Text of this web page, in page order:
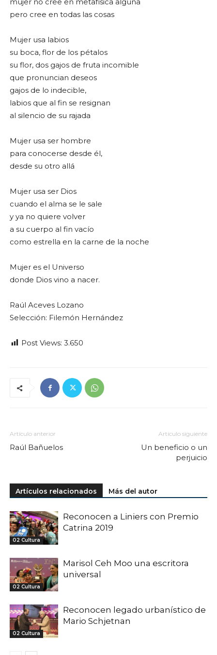
pero cree en todas las cosas
Mujer usa labios
su boca, flor de los pétalos
su flor, dos gajos de fruta incomible
que pronuncian deseos
gajos de lo indecible,
labios que al fin se resignan
al silencio de su rajada
Mujer usa ser hombre
para conocerse desde él,
desde su otro allá
Mujer usa ser Dios
cuando el alma se le sale
y ya no quiere volver
a su cuerpo al fin vacío
como estrella en la carne de la noche
Mujer es el Universo
donde Dios vino a nacer.
Raúl Aceves Lozano
Selección: Filemón Hernández
Post Views: 3.650
Artículo anterior
Raúl Bañuelos
Artículo siguiente
Un beneficio o un
perjuicio
Artículos relacionados Más del autor
02 Cultura
Reconocen a Liniers con Premio
Catrina 2019
02 Cultura
Marisol Ceh Moo una escritora
universal
02 Cultura
Reconocen legado urbanístico de
Mario Schjetnan